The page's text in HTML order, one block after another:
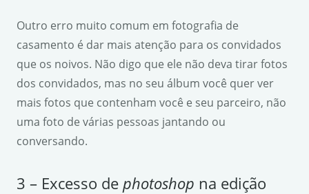
Outro erro muito comum em fotografia de
casamento é dar mais atenção para os convidados
que os noivos. Não digo que ele não deva tirar fotos
dos convidados, mas no seu álbum você quer ver
mais fotos que contenham você e seu parceiro, não
uma foto de várias pessoas jantando ou
conversando.
3 – Excesso de photoshop na edição